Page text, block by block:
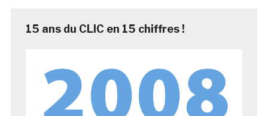
15 ans du CLIC en 15 chiffres !